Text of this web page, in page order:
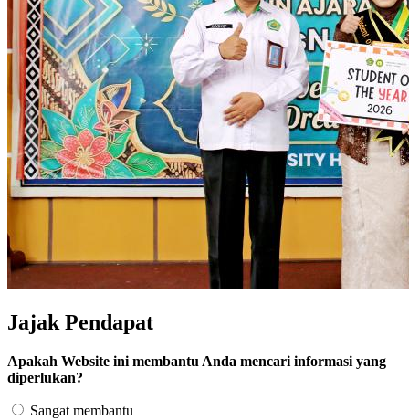
Jajak Pendapat
Apakah Website ini membantu Anda mencari informasi yang
diperlukan?
Sangat membantu